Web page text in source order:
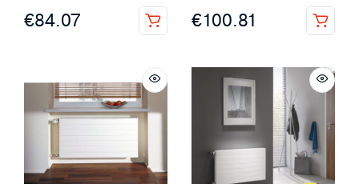
€84.07 €100.81